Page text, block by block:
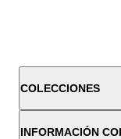
COLECCIONES
INFORMACIÓN